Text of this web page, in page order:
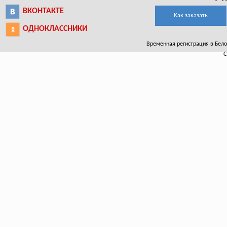
ВКОНТАКТЕ
ОДНОКЛАССНИКИ
Как заказать
Временная регистрация в